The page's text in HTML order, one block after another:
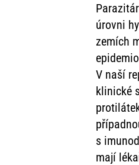
úrovni
zemích
V naší
klinické
s
mají